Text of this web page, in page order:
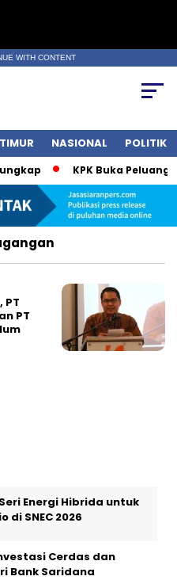
WITH CONTENT
NASIONAL POLITIK
KPK Buka Peluang
PT
PT
Energi Hibrida untuk
di SNEC 2026
Cerdas dan
Bank Saridana